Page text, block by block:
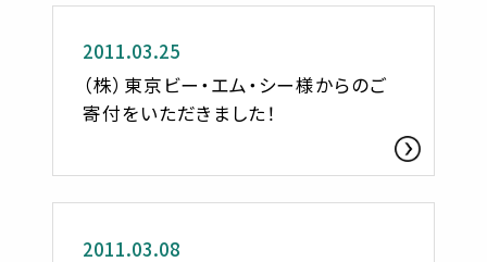
2011.03.25
（株）東京ビー・エム・シー様からのご
寄付をいただきました！
お知らせ
2011.03.08